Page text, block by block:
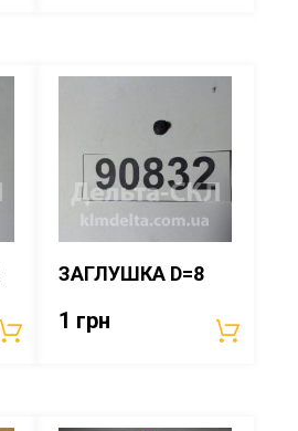
ЗАГЛУШКА D=8
1 грн